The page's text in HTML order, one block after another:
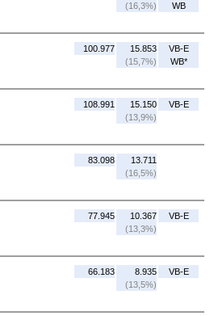
(16,3%)
WB
100.977
15.853
(15,7%)
VB-E
WB*
108.991
15.150
(13,9%)
VB-E
83.098
13.711
(16,5%)
77.945
10.367
(13,3%)
VB-E
66.183
8.935
(13,5%)
VB-E